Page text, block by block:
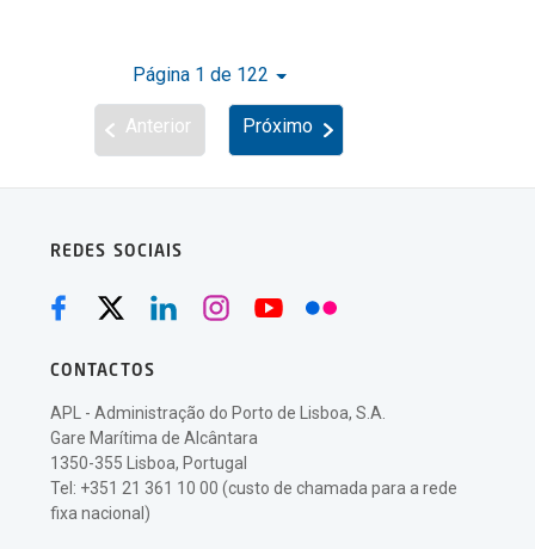
Página 1 de 122
Anterior Próximo
REDES SOCIAIS
CONTACTOS
APL - Administração do Porto de Lisboa, S.A.
Gare Marítima de Alcântara
1350-355 Lisboa, Portugal
Tel: +351 21 361 10 00 (custo de chamada para a rede
fixa nacional)